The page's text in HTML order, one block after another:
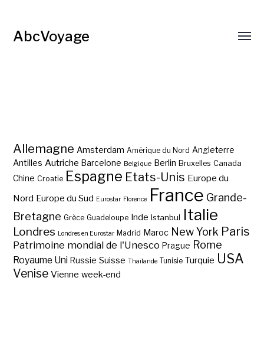
AbcVoyage
Allemagne Amsterdam Amérique du Nord Angleterre
Antilles Autriche Barcelone Belgique Berlin Bruxelles Canada
Chine Croatie Espagne Etats-Unis Europe du
Nord Europe du Sud Eurostar Florence France Grande-
Bretagne Grèce Guadeloupe Inde Istanbul Italie
Londres Londres en Eurostar Madrid Maroc New York Paris
Patrimoine mondial de l'Unesco Prague Rome
Royaume Uni Russie Suisse Thaïlande Tunisie Turquie USA
Venise Vienne week-end